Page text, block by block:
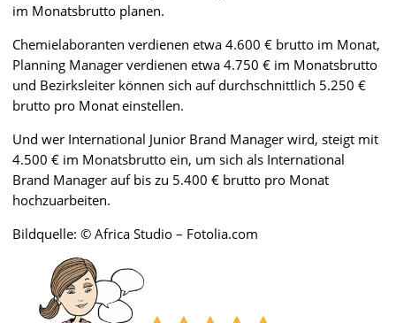
im Monatsbrutto planen.
Chemielaboranten verdienen etwa 4.600 € brutto im Monat,
Planning Manager verdienen etwa 4.750 € im Monatsbrutto
und Bezirksleiter können sich auf durchschnittlich 5.250 €
brutto pro Monat einstellen.
Und wer International Junior Brand Manager wird, steigt mit
4.500 € im Monatsbrutto ein, um sich als International
Brand Manager auf bis zu 5.400 € brutto pro Monat
hochzuarbeiten.
Bildquelle: © Africa Studio – Fotolia.com